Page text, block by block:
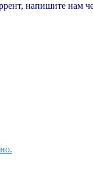
напишите нам